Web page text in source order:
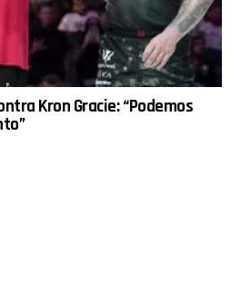
Kron Gracie: “Podemos